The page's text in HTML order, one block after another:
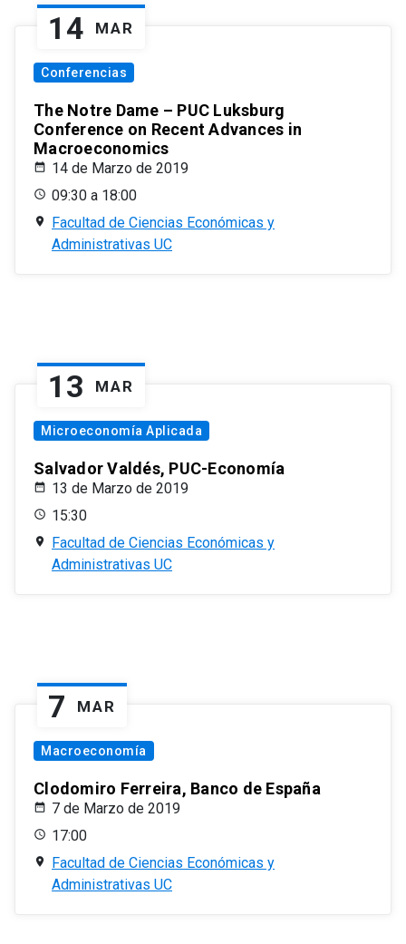
14 MAR
Conferencias
The Notre Dame – PUC Luksburg
Conference on Recent Advances in
Macroeconomics
14 de Marzo de 2019
09:30 a 18:00
Facultad de Ciencias Económicas y
Administrativas UC
13 MAR
Microeconomía Aplicada
Salvador Valdés, PUC-Economía
13 de Marzo de 2019
15:30
Facultad de Ciencias Económicas y
Administrativas UC
7 MAR
Macroeconomía
Clodomiro Ferreira, Banco de España
7 de Marzo de 2019
17:00
Facultad de Ciencias Económicas y
Administrativas UC